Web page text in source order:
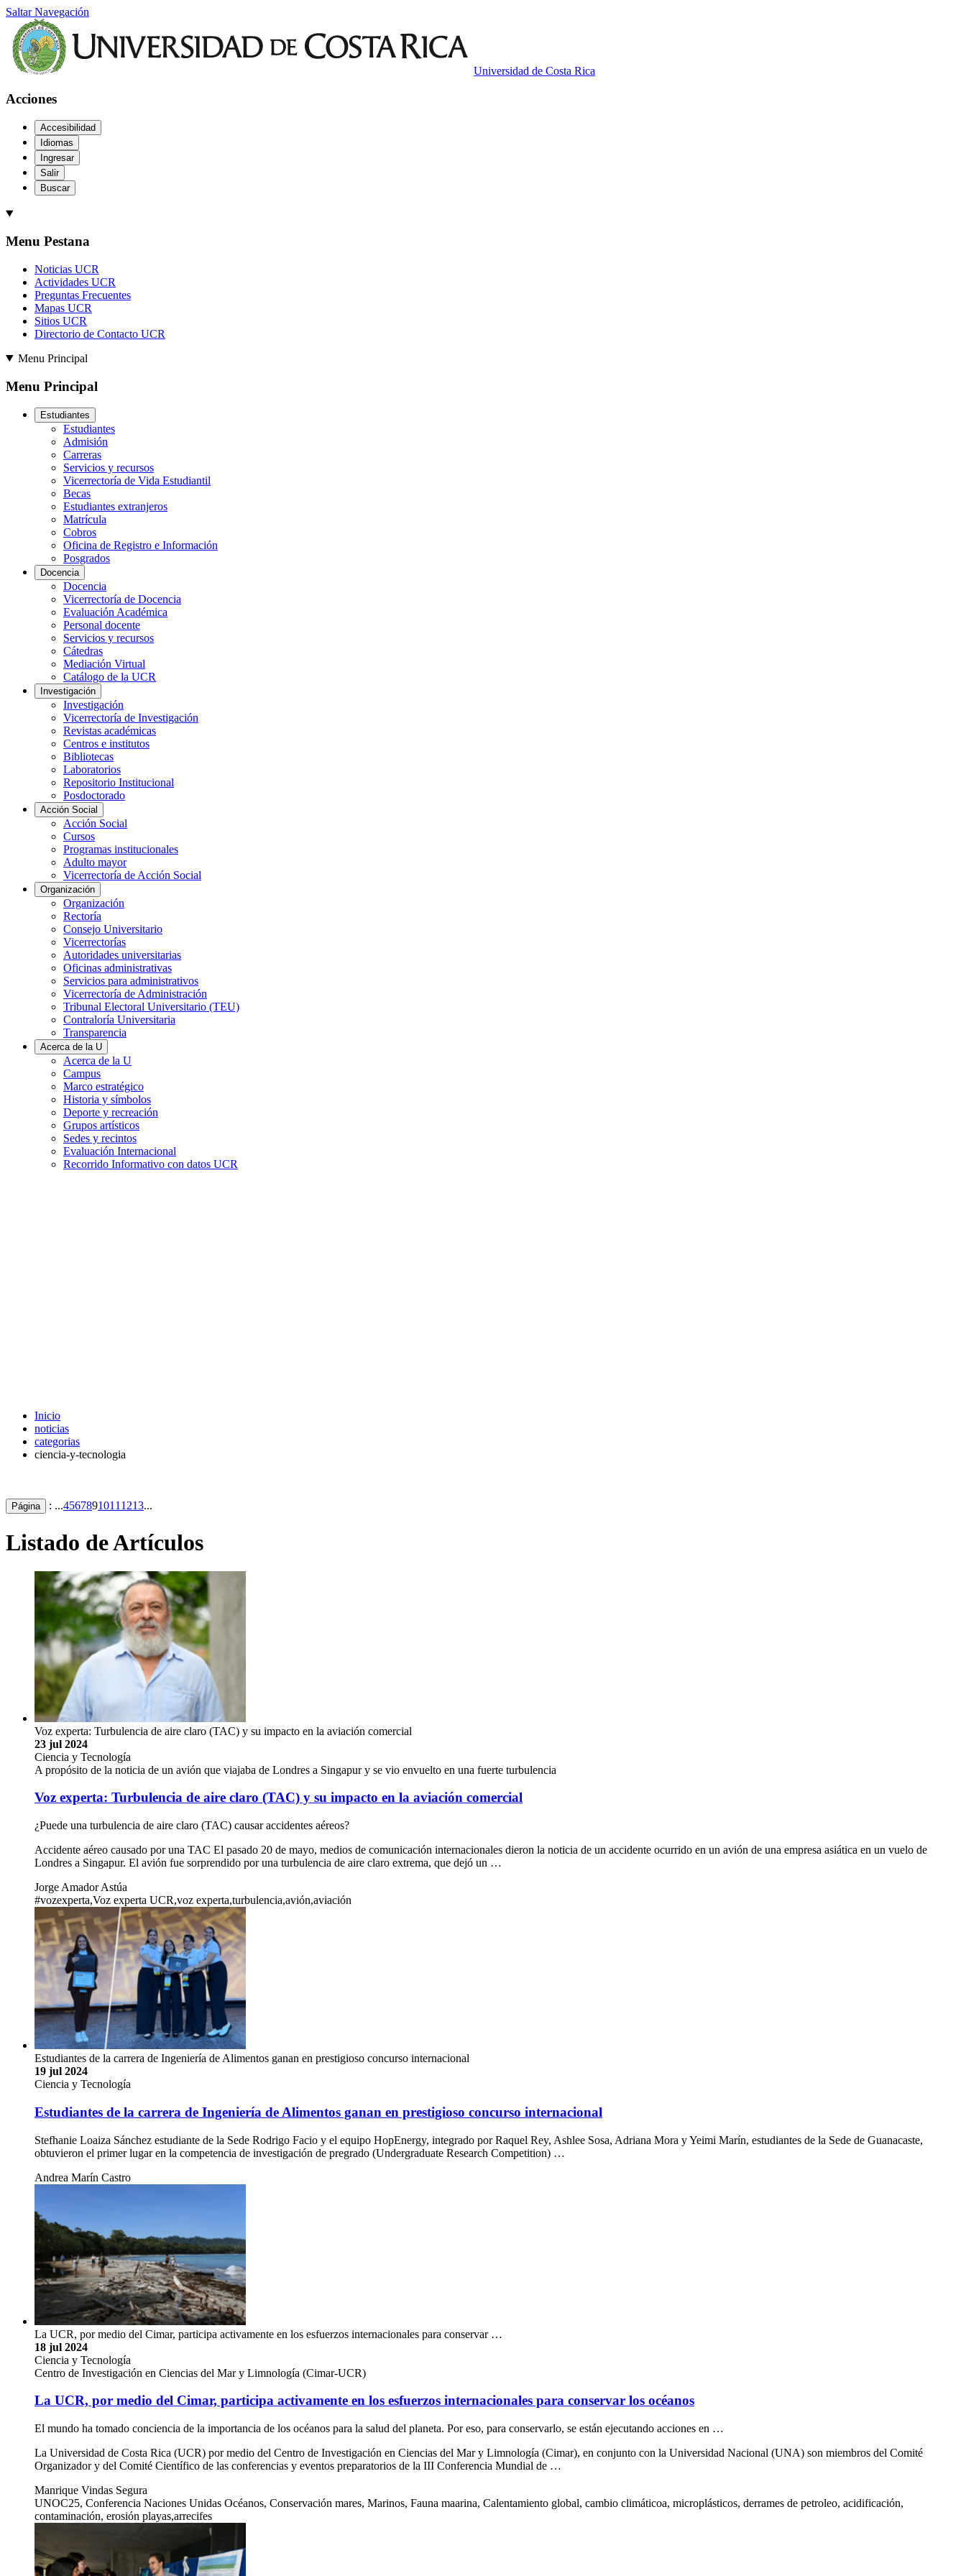
Saltar Navegación
Universidad de Costa Rica
Acciones
Accesibilidad
Idiomas
Ingresar
Salir
Buscar
Menu Pestana
Noticias UCR
Actividades UCR
Preguntas Frecuentes
Mapas UCR
Sitios UCR
Directorio de Contacto UCR
Menu Principal
Menu Principal
Estudiantes
Estudiantes
Admisión
Carreras
Servicios y recursos
Vicerrectoría de Vida Estudiantil
Becas
Estudiantes extranjeros
Matrícula
Cobros
Oficina de Registro e Información
Posgrados
Docencia
Docencia
Vicerrectoría de Docencia
Evaluación Académica
Personal docente
Servicios y recursos
Cátedras
Mediación Virtual
Catálogo de la UCR
Investigación
Investigación
Vicerrectoría de Investigación
Revistas académicas
Centros e institutos
Bibliotecas
Laboratorios
Repositorio Institucional
Posdoctorado
Acción Social
Acción Social
Cursos
Programas institucionales
Adulto mayor
Vicerrectoría de Acción Social
Organización
Organización
Rectoría
Consejo Universitario
Vicerrectorías
Autoridades universitarias
Oficinas administrativas
Servicios para administrativos
Vicerrectoría de Administración
Tribunal Electoral Universitario (TEU)
Contraloría Universitaria
Transparencia
Acerca de la U
Acerca de la U
Campus
Marco estratégico
Historia y símbolos
Deporte y recreación
Grupos artísticos
Sedes y recintos
Evaluación Internacional
Recorrido Informativo con datos UCR
Inicio
noticias
categorias
ciencia-y-tecnologia
Página : ...4567891011 1213...
Listado de Artículos
Voz experta: Turbulencia de aire claro (TAC) y su impacto en la aviación comercial
23 jul 2024
Ciencia y Tecnología
A propósito de la noticia de un avión que viajaba de Londres a Singapur y se vio envuelto en una fuerte turbulencia
Voz experta: Turbulencia de aire claro (TAC) y su impacto en la aviación comercial
¿Puede una turbulencia de aire claro (TAC) causar accidentes aéreos?
Accidente aéreo causado por una TAC El pasado 20 de mayo, medios de comunicación internacionales dieron la noticia de un accidente ocurrido en un avión de una empresa asiática en un vuelo de
Londres a Singapur. El avión fue sorprendido por una turbulencia de aire claro extrema, que dejó un …
Jorge Amador Astúa
#vozexperta,Voz experta UCR,voz experta,turbulencia,avión,aviación
Estudiantes de la carrera de Ingeniería de Alimentos ganan en prestigioso concurso internacional
19 jul 2024
Ciencia y Tecnología
Estudiantes de la carrera de Ingeniería de Alimentos ganan en prestigioso concurso internacional
Stefhanie Loaiza Sánchez estudiante de la Sede Rodrigo Facio y el equipo HopEnergy, integrado por Raquel Rey, Ashlee Sosa, Adriana Mora y Yeimi Marín, estudiantes de la Sede de Guanacaste,
obtuvieron el primer lugar en la competencia de investigación de pregrado (Undergraduate Research Competition) …
Andrea Marín Castro
La UCR, por medio del Cimar, participa activamente en los esfuerzos internacionales para conservar …
18 jul 2024
Ciencia y Tecnología
Centro de Investigación en Ciencias del Mar y Limnología (Cimar-UCR)
La UCR, por medio del Cimar, participa activamente en los esfuerzos internacionales para conservar los océanos
El mundo ha tomado conciencia de la importancia de los océanos para la salud del planeta. Por eso, para conservarlo, se están ejecutando acciones en …
La Universidad de Costa Rica (UCR) por medio del Centro de Investigación en Ciencias del Mar y Limnología (Cimar), en conjunto con la Universidad Nacional (UNA) son miembros del Comité
Organizador y del Comité Científico de las conferencias y eventos preparatorios de la III Conferencia Mundial de …
Manrique Vindas Segura
UNOC25, Conferencia Naciones Unidas Océanos, Conservación mares, Marinos, Fauna maarina, Calentamiento global, cambio climáticoa, microplásticos, derrames de petroleo, acidificación,
contaminación, erosión playas,arrecifes